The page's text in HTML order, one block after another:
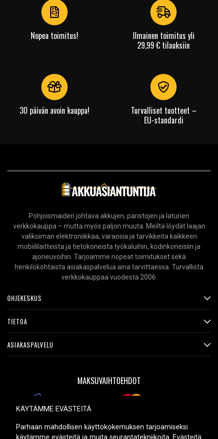
Nopea toimitus!
Ilmainen toimitus yli
29,99 € tilauksiin
30 päivän avoin kauppa!
Turvalliset tuotteet –
EU-standardi
Pohjoismaiden johtava akkujen, paristojen ja laturien
verkkokauppa – mutta myös paljon muuta. Meiltä löydät laajan
valikoiman elektroniikkaa, varaosia ja tarvikkeita kaikkeen
mobiililaitteista ja tietokoneista työkaluihin, kodinkoneisiin ja
ajoneuvoihin. Tarjoamme nopeat toimitukset sekä
henkilökohtaista asiakaspalvelua aina tarvittaessa. Turvallista
verkkokauppaa vuodesta 2006.
OHJEKESKUS
TIETOA
ASIAKASPALVELU
MAKSUVAIHTOEHDOT
TOIMITUSVAIHTOEHDOT
KÄYTÄMME EVÄSTEITÄ
Parhaan mahdollisen käyttökokemuksen tarjoamiseksi
käytämme evästeitä ja muita seurantatekniikoita. Evästeitä